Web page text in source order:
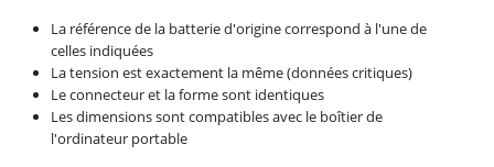
La référence de la batterie d'origine correspond à l'une de
celles indiquées
La tension est exactement la même (données critiques)
Le connecteur et la forme sont identiques
Les dimensions sont compatibles avec le boîtier de
l'ordinateur portable